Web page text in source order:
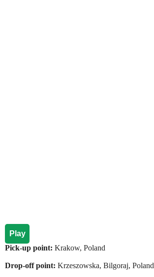
Play
Pick-up point: Krakow, Poland
Drop-off point: Krzeszowska, Bilgoraj, Poland